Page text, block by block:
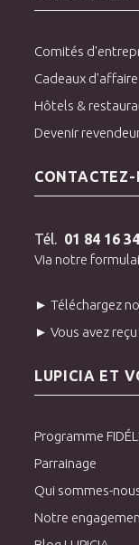
Comités
Cadeaux d'affaire
Hôtels &
Devenir
CONTACTEZ-
Tél. 01 84 16
Via notre
► Téléchargez
► Vous avez
LUPICIA ET
Programme
Parrainage
Qui sommes-
Notre